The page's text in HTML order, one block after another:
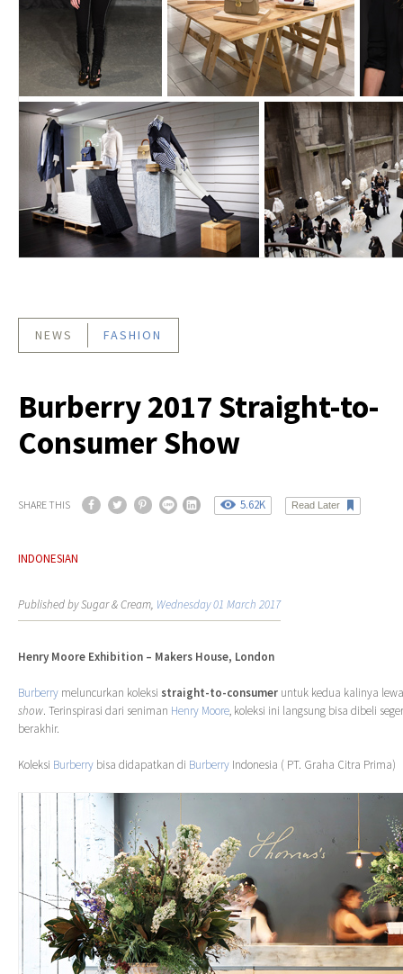
NEWS FASHION
Burberry 2017 Straight-to-
Consumer Show
SHARE THIS 5.62K Read Later
INDONESIAN
Published by Sugar & Cream, Wednesday 01 March 2017
Henry Moore Exhibition – Makers House, London
Burberry meluncurkan koleksi straight-to-consumer untuk kedua kalinya
show. Terinspirasi dari seniman Henry Moore, koleksi ini langsung bisa dibeli
berakhir.
Koleksi Burberry bisa didapatkan di Burberry Indonesia ( PT. Graha Citra Prima)